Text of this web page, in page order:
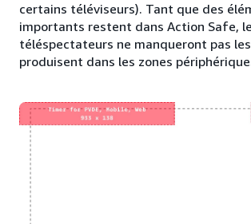
certains téléviseurs). Tant que des
importants restent dans Action Safe,
téléspectateurs ne manqueront pas
produisent dans les zones